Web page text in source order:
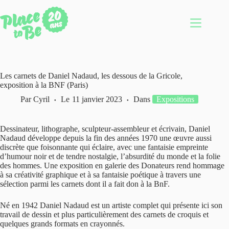
au
contenu
Les carnets de Daniel Nadaud, les dessous de la Gricole,
exposition à la BNF (Paris)
Par Cyril Le 11 janvier 2023 Dans Expositions
Dessinateur, lithographe, sculpteur-assembleur et écrivain, Daniel
Nadaud développe depuis la fin des années 1970 une œuvre aussi
discrète que foisonnante qui éclaire, avec une fantaisie empreinte
d’humour noir et de tendre nostalgie, l’absurdité du monde et la folie
des hommes. Une exposition en galerie des Donateurs rend hommage
à sa créativité graphique et à sa fantaisie poétique à travers une
sélection parmi les carnets dont il a fait don à la BnF.
Né en 1942 Daniel Nadaud est un artiste complet qui présente ici son
travail de dessin et plus particulièrement des carnets de croquis et
quelques grands formats en crayonnés.